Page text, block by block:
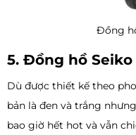
Đồng
5. Đồng hồ Seiko
Dù được thiết kế theo
bản là đen và trắng
bao giờ hết hot và vẫn